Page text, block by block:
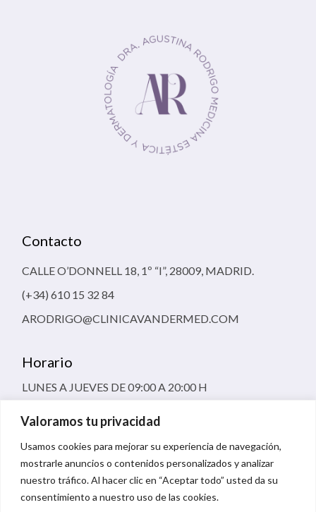
Valoramos tu privacidad
Usamos cookies para mejorar su experiencia de navegación,
mostrarle anuncios o contenidos personalizados y analizar
nuestro tráfico. Al hacer clic en “Aceptar todo” usted da su
consentimiento a nuestro uso de las cookies.
Contacto
CALLE O’DONNELL 18, 1º “I”, 28009, MADRID.
(+34) 610 15 32 84
ARODRIGO@CLINICAVANDERMED.COM
Horario
LUNES A JUEVES DE 09:00 A 20:00 H